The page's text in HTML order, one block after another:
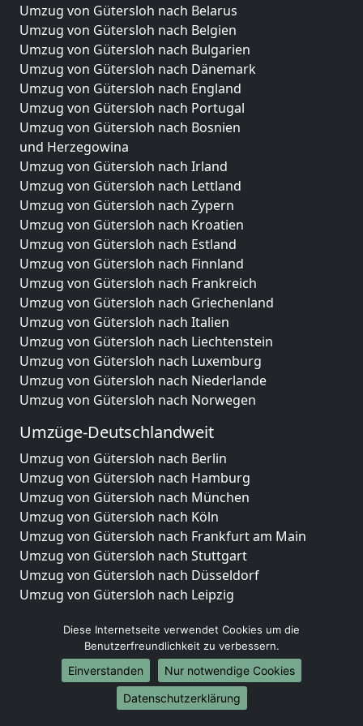
Umzug von Gütersloh nach Belarus
Umzug von Gütersloh nach Belgien
Umzug von Gütersloh nach Bulgarien
Umzug von Gütersloh nach Dänemark
Umzug von Gütersloh nach England
Umzug von Gütersloh nach Portugal
Umzug von Gütersloh nach Bosnien
und Herzegowina
Umzug von Gütersloh nach Irland
Umzug von Gütersloh nach Lettland
Umzug von Gütersloh nach Zypern
Umzug von Gütersloh nach Kroatien
Umzug von Gütersloh nach Estland
Umzug von Gütersloh nach Finnland
Umzug von Gütersloh nach Frankreich
Umzug von Gütersloh nach Griechenland
Umzug von Gütersloh nach Italien
Umzug von Gütersloh nach Liechtenstein
Umzug von Gütersloh nach Luxemburg
Umzug von Gütersloh nach Niederlande
Umzug von Gütersloh nach Norwegen
Umzüge-Deutschlandweit
Umzug von Gütersloh nach Berlin
Umzug von Gütersloh nach Hamburg
Umzug von Gütersloh nach München
Umzug von Gütersloh nach Köln
Umzug von Gütersloh nach Frankfurt am Main
Umzug von Gütersloh nach Stuttgart
Umzug von Gütersloh nach Düsseldorf
Umzug von Gütersloh nach Leipzig
Umzug von Gütersloh nach Essen
Umzug von Gütersloh nach Bremen
Umzug von Gütersloh nach Dresden
Umzug von Gütersloh nach Hannover
Umzug von Gütersloh nach Nürnberg
Diese Internetseite verwendet Cookies um die
Benutzerfreundlichkeit zu verbessern.
Einverstanden
Nur notwendige Cookies
Datenschutzerklärung